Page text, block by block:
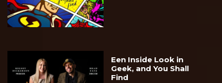
Een Inside Look in
Geek, and You Shall
Find